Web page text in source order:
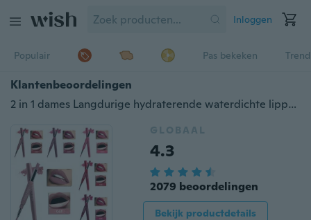
Inloggen
Populair Pas bekeken
Klantenbeoordelingen
2 in 1 dames Langdurige hydraterende waterdichte lippenstiften Lip Liner Pen
GLOBAAL
4.3
2079 beoordelingen
Bekijk productdetails